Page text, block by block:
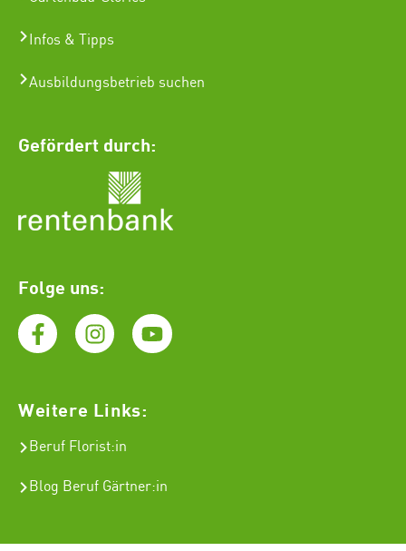
Infos & Tipps
Ausbildungsbetrieb suchen
Gefördert durch:
Folge uns:
Weitere Links:
Beruf Florist:in
Blog Beruf Gärtner:in